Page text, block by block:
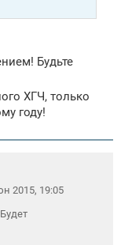
Будьте
ХГЧ, только
году!
2015, 19:05
Будет